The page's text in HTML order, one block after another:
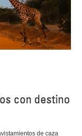
con destino
de caza